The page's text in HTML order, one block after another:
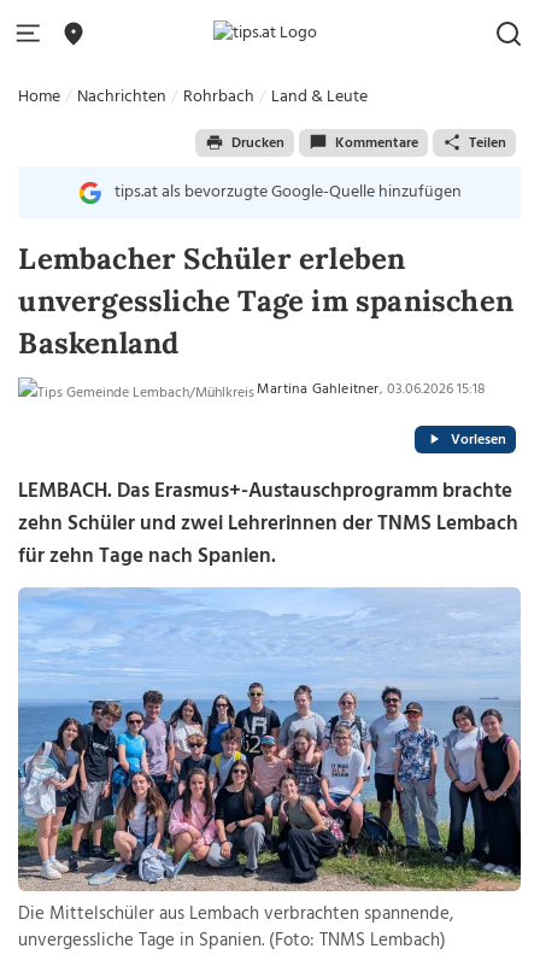
Home Nachrichten Rohrbach Land & Leute
Drucken Kommentare Teilen
tips.at als bevorzugte Google-Quelle hinzufügen
Lembacher Schüler erleben
unvergessliche Tage im spanischen
Baskenland
Martina Gahleitner, 03.06.2026 15:18
Vorlesen
LEMBACH. Das Erasmus+-Austauschprogramm brachte
zehn Schüler und zwei Lehrerinnen der TNMS Lembach
für zehn Tage nach Spanien.
Die Mittelschüler aus Lembach verbrachten spannende,
unvergessliche Tage in Spanien. (Foto: TNMS Lembach)